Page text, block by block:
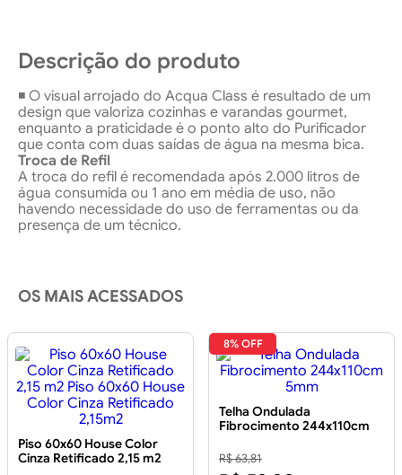
Descrição do produto
◾ O visual arrojado do Acqua Class é resultado de um
design que valoriza cozinhas e varandas gourmet,
enquanto a praticidade é o ponto alto do Purificador
que conta com duas saídas de água na mesma bica.
Troca de Refil
A troca do refil é recomendada após 2.000 litros de
água consumida ou 1 ano em média de uso, não
havendo necessidade do uso de ferramentas ou da
presença de um técnico.
OS MAIS ACESSADOS
Piso 60x60 House Color
Cinza Retificado 2,15 m2
8% OFF
Telha Ondulada
Fibrocimento 244x110cm
R$ 63,81